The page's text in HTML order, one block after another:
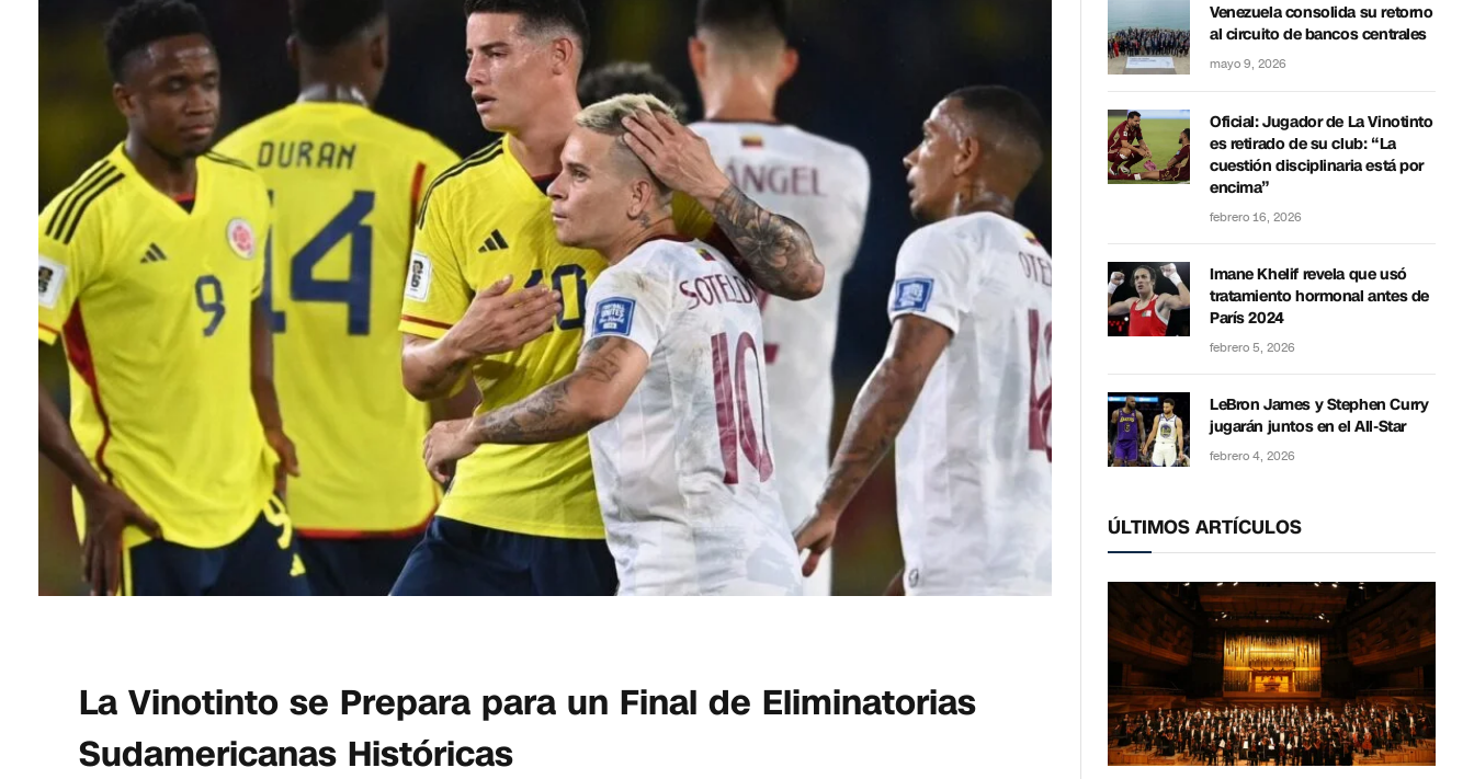
La Vinotinto se Prepara para un Final de Eliminatorias
Sudamericanas Históricas
Venezuela consolida su retorno
al circuito de bancos centrales
mayo 9, 2026
Oficial: Jugador de La Vinotinto
es retirado de su club: “La
cuestión disciplinaria está por
encima”
febrero 16, 2026
Imane Khelif revela que usó
tratamiento hormonal antes de
París 2024
febrero 5, 2026
LeBron James y Stephen Curry
jugarán juntos en el All-Star
febrero 4, 2026
ÚLTIMOS ARTÍCULOS